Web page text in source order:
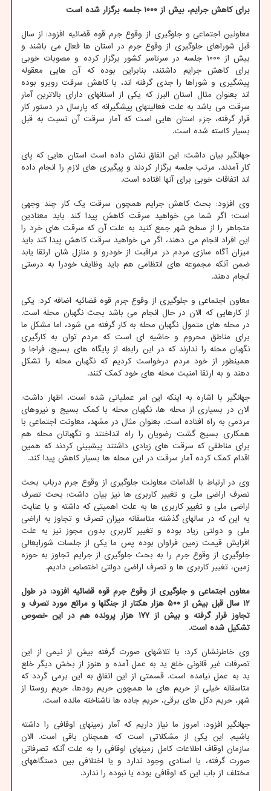
برای کاهش جرایم، بیش از ۱۰۰۰ جلسه برگزار شده است
معاونین اجتماعی و جلوگیری از وقوع جرم قوه قضائیه افزود: از سال
قبل شوراهای جلوگیری از وقوع جرم در استان ها فعال می باشند و
بیش از ۱۰۰۰ جلسه در سرتاسر کشور برگزار کرده و مصوبات خوبی
برای کاهش جرایم داشتند، بنابراین بوده که آن هایی معقوله
پیشگیری و شوراها را جدی گرفته اند، با کاهش سرقت روبرو بوده
اند بعنوان مثال استان البرز که یکی از استانهای دارای بالاترین آمار
سرقت می باشد به علت فعالیتهای پیشگیرانه که پارسال در دستور کار
قرار گرفته، جزء استان هایی است که آمار سرقت آن نسبت به قبل
بسیار کاسته شده است.
جهانگیر بیان داشت: این اتفاق نشان داده است استان هایی که پای
کار آمدند، مرتب جلسه برگزار کردند و پیگیری های لازم را انجام داده
اند اتفاقات خوبی برای آنها افتاده است.
وی افزود: بحث کاهش جرایم همچون سرقت یک کار چند وجهی
است؛ اگر شما می خواهید سرقت کاهش پیدا کند باید معتادین
متجاهر را از سطح شهر جمع کنید به علت آن که سرقت های خرد را
این افراد انجام می دهند، اگر می خواهید سرقت کاهش پیدا کند باید
میزان آگاه سازی مردم در مراقبت از خودرو و منازل شان ارتقا یابد
ضمن آنکه مجموعه های انتظامی هم باید وظایف خودرا به درستی
انجام دهند.
معاون اجتماعی و جلوگیری از وقوع جرم قوه قضائیه اضافه کرد: یکی
از کارهایی که الان در حال انجام می باشد بحث نگهبان محله است.
در محله های متمول نگهبان محله به کار گرفته می شود، اما مشکل ما
برای مناطق محروم و حاشیه ای است که مردم توان به کارگیری
نگهبان محله را ندارند که در این رابطه از پایگاه های بسیج، فراجا و
همینطور از خود مردم درخواست کردیم که نگهبان محله را تشکل
دهند و به ارتقا امنیت محله های خود کمک کنند.
جهانگیر با اشاره به اینکه این امر عملیاتی شده است، اظهار داشت:
الان در بسیاری از محله ها، نگهبان محله با کمک بسیج و نیروهای
مردمی به راه افتاده است. بعنوان مثال در مشهد، معاونت اجتماعی با
همکاری بسیج گشت رضویان را راه انداختند و نگهبانان محله هم
برای مناطقی که سرقت های زیادی داشتند پیشبینی کردند که همین
اقدام کمک کرده آمار سرقت در این محله ها بسیار کاهش پیدا کند.
وی در ارتباط با اقدامات معاونت جلوگیری از وقوع جرم درباب بحث
تصرف اراضی ملی و تغییر کاربری ها نیز بیان داشت: بحث تصرف
اراضی ملی و تغییر کاربری ها به علت اهمیتی که داشته و با عنایت
به این که در سالهای گذشته متاسفانه میزان تصرف و تجاوز به اراضی
ملی و دولتی زیاد بوده و تغییر کاربری بدون مجوز نیز به علت
افزایش قیمت زمین فراوان بوده پس ما یکی از جلسات شورایعالی
جلوگیری از وقوع جرم را به بحث جلوگیری از جرایم تجاوز به حوزه
زمین، تغییر کاربری ها و تصرف اراضی دولتی اختصاص دادیم.
معاون اجتماعی و جلوگیری از وقوع جرم قوه قضائیه افزود: در طول
۱۲ سال قبل بیش از ۵۰۰ هزار هکتار از جنگلها و مراتع مورد تصرف و
تجاوز قرار گرفته و بیش از ۱۷۷ هزار پرونده هم در این خصوص
تشکیل شده است.
وی خاطرنشان کرد: با تلاشهای صورت گرفته بیش از نیمی از این
تصرفات غیر قانونی خلع ید به عمل آمده و هنوز از بخش دیگر خلع
ید به عمل نیامده است. قسمتی از این اتفاق به این برمی گردد که
متاسفانه خیلی از حریم های ما همچون حریم رودها، حریم روستا از
شهر، حریم دکل های برقی، حریم جاده ها ناشناخته مانده است.
جهانگیر افزود: امروز ما نیاز داریم که آمار زمینهای اوقافی را داشته
باشیم. این یکی از مشکلاتی است که همچنان باقی است. الان
سازمان اوقاف اطلاعات کامل زمینهای اوقافی را به علت آنکه تصرفاتی
صورت گرفته، یا اسنادی وجود ندارد و یا اختلافی بین دستگاههای
مختلف از باب این که اوقافی بوده یا نبوده را ندارد.